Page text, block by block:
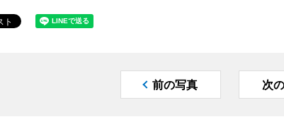
前の写真 次